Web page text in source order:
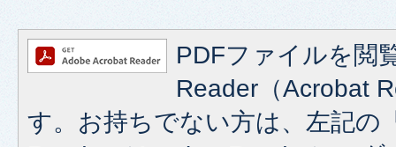
PDFファイルを閲
Reader（Acrobat
す。お持ちでない方は、左記の